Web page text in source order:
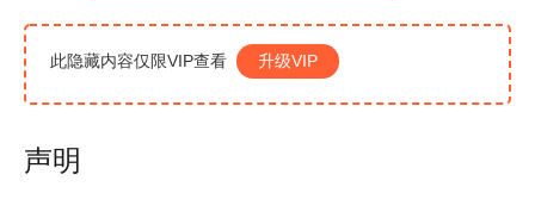
此隐藏内容仅限VIP查看 升级VIP
声明